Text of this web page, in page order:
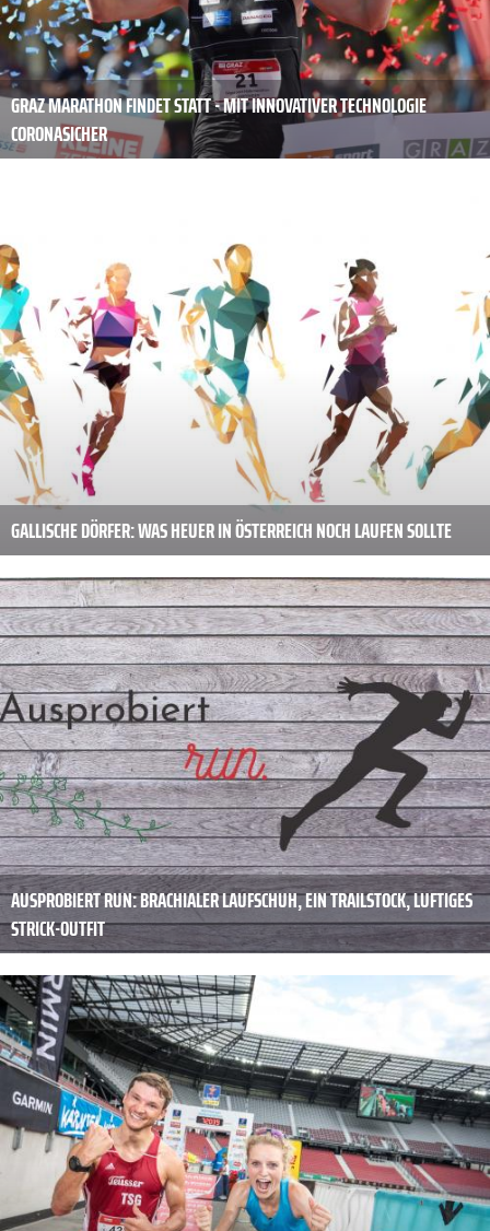
GRAZ MARATHON FINDET STATT - MIT INNOVATIVER TECHNOLOGIE
CORONASICHER
GALLISCHE DÖRFER: WAS HEUER IN ÖSTERREICH NOCH LAUFEN SOLLTE
AUSPROBIERT RUN: BRACHIALER LAUFSCHUH, EIN TRAILSTOCK, LUFTIGES
STRICK-OUTFIT